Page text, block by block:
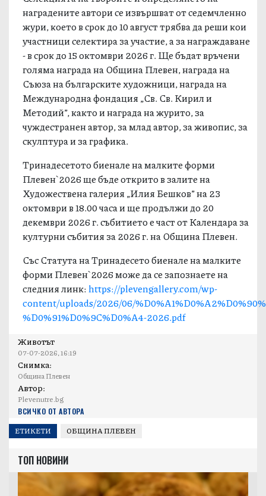
Животът
07-07-2026, 16:19
Снимка:
Община Плевен
Автор:
Plevenutre.bg
ВСИЧКО ОТ АВТОРА
наградените автори се извършват от седемчленно
жури, което в срок до 10 август трябва да реши кои
участници селектира за участие, а за награждаване
- в срок до 15 октомври 2026 г. Ще бъдат връчени
голяма награда на Община Плевен, награда на
Съюза на българските художници, награда на
Международна фондация „Св. Св. Кирил и
Методий”, както и награда на журито, за
чуждестранен автор, за млад автор, за живопис, за
скулптура и за графика.
Тринадесетото биенале на малките форми
Плевен`2026 ще бъде открито в залите на
Художествена галерия „Илия Бешков” на 23
октомври в 18.00 часа и ще продължи до 20
декември 2026 г. събитието е част от Календара за
културни събития за 2026 г. на Община Плевен.
Със Статута на Тринадесето биенале на малките
форми Плевен`2026 може да се запознаете на
следния линк:https://plevengallery.com/wp-
content/uploads/2026/06/
%D0%91%D0%9C%D0%A4-2026.pdf
ЕТИКЕТИ ОБЩИНА ПЛЕВЕН
ТОП НОВИНИ